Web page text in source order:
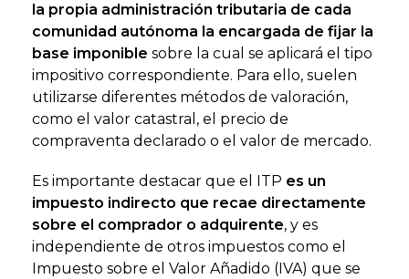
la propia administración tributaria de cada
comunidad autónoma la encargada de fijar la
base imponible sobre la cual se aplicará el tipo
impositivo correspondiente. Para ello, suelen
utilizarse diferentes métodos de valoración,
como el valor catastral, el precio de
compraventa declarado o el valor de mercado.
Es importante destacar que el ITP es un
impuesto indirecto que recae directamente
sobre el comprador o adquirente, y es
independiente de otros impuestos como el
Impuesto sobre el Valor Añadido (IVA) que se